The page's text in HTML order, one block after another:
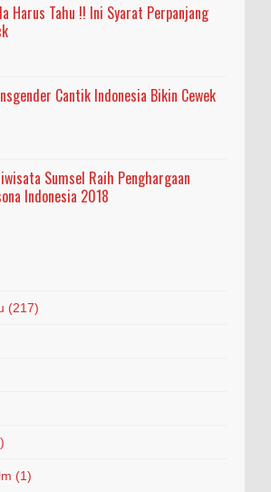
Harus Tahu !! Ini Syarat Perpanjang
Cantik Indonesia Bikin Cewek
Sumsel Raih Penghargaan
Indonesia 2018
(217)
(1)